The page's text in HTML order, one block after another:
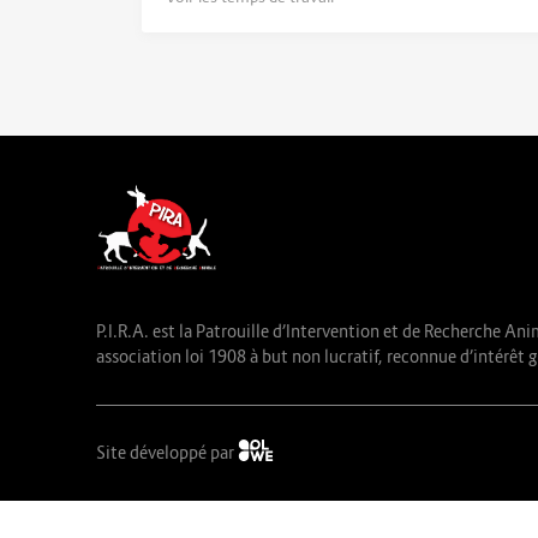
P.I.R.A. est la Patrouille d’Intervention et de Recherche
association loi 1908 à but non lucratif, reconnue d’intérêt
Site développé par